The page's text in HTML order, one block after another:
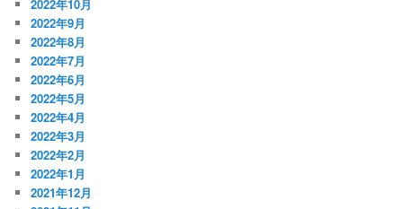
2022年10月
2022年9月
2022年8月
2022年7月
2022年6月
2022年5月
2022年4月
2022年3月
2022年2月
2022年1月
2021年12月